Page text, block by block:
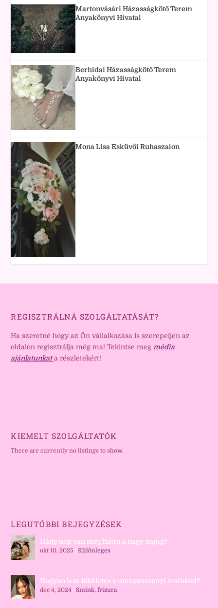
Martonvásári Házasságkötő Terem
Anyakönyvi Hivatal
Berhidai Házasságkötő Terem
Anyakönyvi Hivatal
Mona Lisa Esküvői Ruhaszalon
REGISZTRÁLNÁ SZOLGÁLTATÁSÁT?
Ha szeretné hogy az Ön vállalkozása is szerepeljen az
oldalon regisztrálja még ma! Tekintse megmédia
ajánlatunkat a részletekért!
KIEMELT SZOLGÁLTATÓK
There are currently no listings to show.
LEGUTÓBBI BEJEGYZÉSEK
Hány nap van még hátra a nagy napig?
okt 10, 2025 |Különleges
Hogyan lesz tökéletes a menyasszonyi sminked?
dec 4, 2024 |Smink, frizura